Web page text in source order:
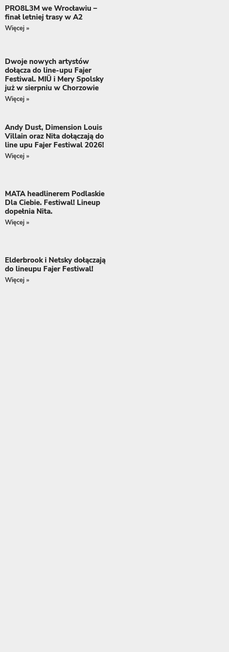
PRO8L3M we Wrocławiu –
finał letniej trasy w A2
Więcej »
Dwoje nowych artystów
dołącza do line-upu Fajer
Festiwal. MIÜ i Mery Spolsky
już w sierpniu w Chorzowie
Więcej »
Andy Dust, Dimension Louis
Villain oraz Nita dołączają do
line upu Fajer Festiwal 2026!
Więcej »
MATA headlinerem Podlaskie
Dla Ciebie. Festiwal! Lineup
dopełnia Nita.
Więcej »
Elderbrook i Netsky dołączają
do lineupu Fajer Festiwal!
Więcej »